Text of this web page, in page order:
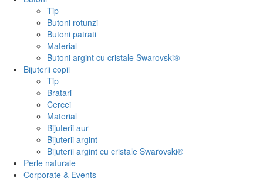
Tip
Butoni rotunzi
Butoni patrati
Material
Butoni argint cu cristale Swarovski®
Bijuterii copii
Tip
Bratari
Cercei
Material
Bijuterii aur
Bijuterii argint
Bijuterii argint cu cristale Swarovski®
Perle naturale
Corporate & Events